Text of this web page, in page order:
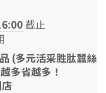
截止
(多元活采胜肽蠶絲
多省越多！